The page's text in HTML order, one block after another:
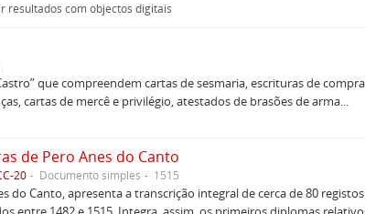
resultados com objectos digitais
que compreendem cartas de sesmaria, escrituras de
cartas de mercê e privilégio, atestados de brasões de arma...
de Pero Anes do Canto
20 Documento simples 1515
do Canto, apresenta a transcrição integral de cerca de 80